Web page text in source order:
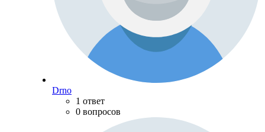
Drno
1 ответ
0 вопросов